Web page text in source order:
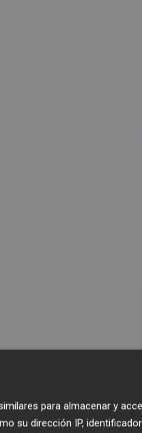
para almacenar y
su dirección IP,